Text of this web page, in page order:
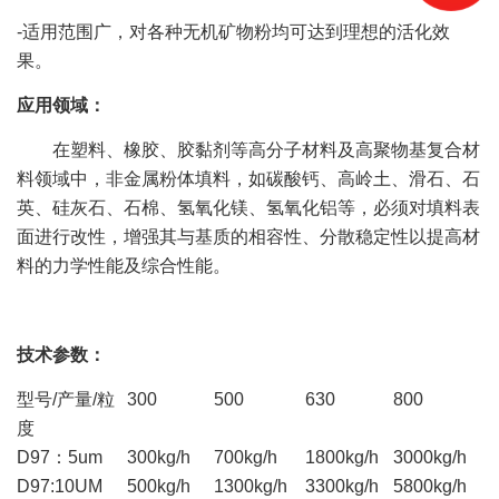
-适用范围广，对各种无机矿物粉均可达到理想的活化效
果。
应用领域：
在塑料、橡胶、胶黏剂等高分子材料及高聚物基复合材
料领域中，非金属粉体填料，如碳酸钙、高岭土、滑石、石
英、硅灰石、石棉、氢氧化镁、氢氧化铝等，必须对填料表
面进行改性，增强其与基质的相容性、分散稳定性以提高材
料的力学性能及综合性能。
技术参数：
型号/产量/粒
度
300 500 630 800
D97：5um 300kg/h 700kg/h 1800kg/h
3000kg/h
D97:10UM
500kg/h 1300kg/h 3300kg/h 5800kg/h